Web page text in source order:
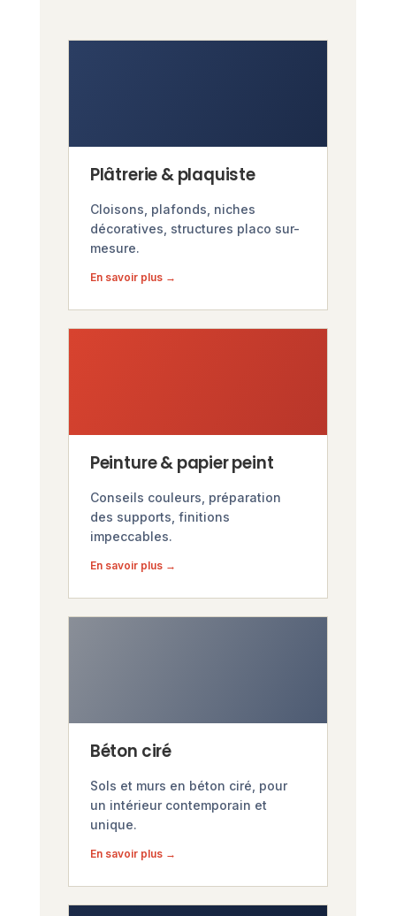
Plâtrerie & plaquiste
Cloisons, plafonds, niches
décoratives, structures placo sur-
mesure.
En savoir plus →
Peinture & papier peint
Conseils couleurs, préparation
des supports, finitions
impeccables.
En savoir plus →
Béton ciré
Sols et murs en béton ciré, pour
un intérieur contemporain et
unique.
En savoir plus →